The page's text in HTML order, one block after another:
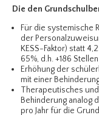
Die den
Für die systemische
der
KESS-Faktor) statt
65%, d.h. +186
Erhöhung der
mit einer
Therapeutisches
Behinderung analog
pro Jahr für die